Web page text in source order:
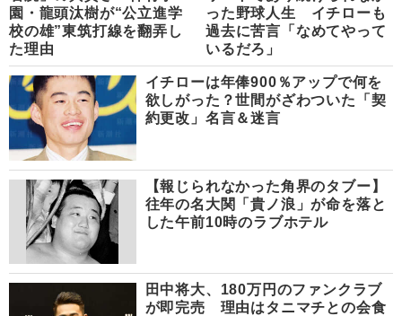
園・龍頭汰樹が“公立進学
校の雄”東筑打線を翻弄し
た理由
った野球人生 イチローも
過去に苦言「なめてやって
いるだろ」
イチローは年俸900％アップで何を
欲しがった？世間がざわついた「契
約更改」名言＆迷言
【報じられなかった角界のタブー】
往年の名大関「貴ノ浪」が命を落と
した午前10時のラブホテル
田中将大、180万円のファンクラブ
が即完売 理由はタニマチとの会食